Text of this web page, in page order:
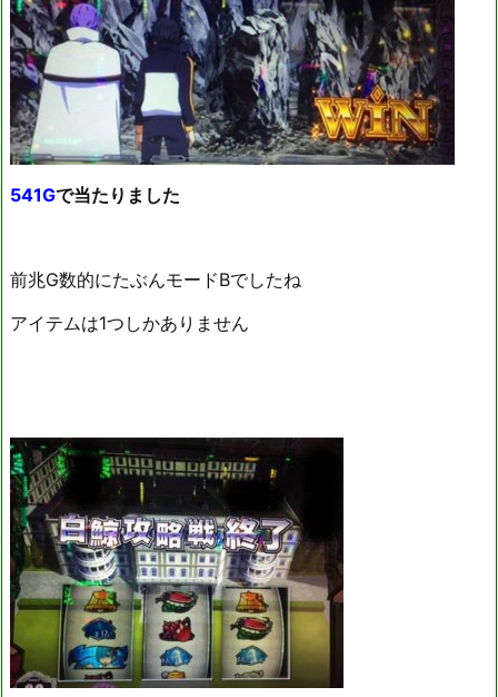
541Gで当たりました
前兆G数的にたぶんモードBでしたね
アイテムは1つしかありません